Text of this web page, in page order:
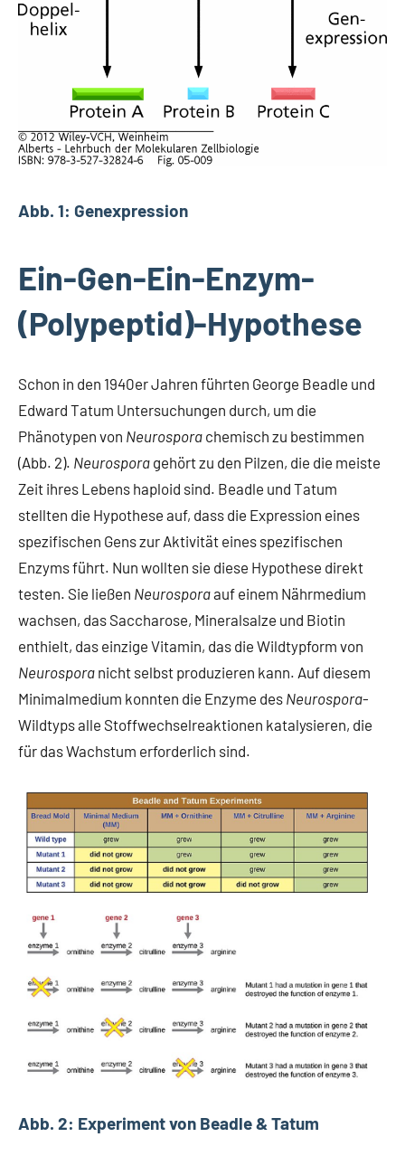
Abb. 1: Genexpression
Ein-Gen-Ein-Enzym-
(Polypeptid)-Hypothese
Schon in den 1940er Jahren führten George Beadle und
Edward Tatum Untersuchungen durch, um die
Phänotypen von Neurospora chemisch zu bestimmen
(Abb. 2). Neurospora gehört zu den Pilzen, die die meiste
Zeit ihres Lebens haploid sind. Beadle und Tatum
stellten die Hypothese auf, dass die Expression eines
spezifischen Gens zur Aktivität eines spezifischen
Enzyms führt. Nun wollten sie diese Hypothese direkt
testen. Sie ließen Neurosporaauf einem Nährmedium
wachsen, das Saccharose, Mineralsalze und Biotin
enthielt, das einzige Vitamin, das die Wildtypform von
Neurospora nicht selbst produzieren kann. Auf diesem
Minimalmedium konnten die Enzyme des Neurospora-
Wildtyps alle Stoffwechselreaktionen katalysieren, die
für das Wachstum erforderlich sind.
Abb. 2: Experiment von Beadle & Tatum